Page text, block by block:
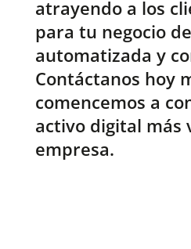
atrayendo a los
para tu negocio
automatizada y
Contáctanos hoy
comencemos a
activo digital más
empresa.